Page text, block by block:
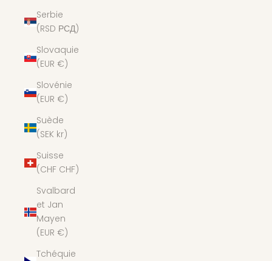
Serbie
(RSD РСД)
Slovaquie
(EUR €)
Slovénie
(EUR €)
Suède
(SEK kr)
Suisse
(CHF CHF)
Svalbard
et Jan
Mayen
(EUR €)
Tchéquie